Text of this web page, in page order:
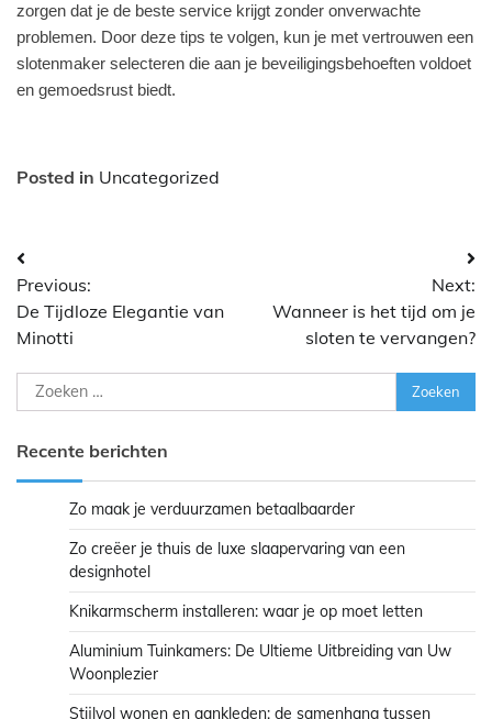
zorgen dat je de beste service krijgt zonder onverwachte
problemen. Door deze tips te volgen, kun je met vertrouwen een
slotenmaker selecteren die aan je beveiligingsbehoeften voldoet
en gemoedsrust biedt.
Posted in Uncategorized
Bericht
navigatie
Previous:
De Tijdloze Elegantie van
Minotti
Next:
Wanneer is het tijd om je
sloten te vervangen?
Zoeken
naar:
Recente berichten
Zo maak je verduurzamen betaalbaarder
Zo creëer je thuis de luxe slaapervaring van een
designhotel
Knikarmscherm installeren: waar je op moet letten
Aluminium Tuinkamers: De Ultieme Uitbreiding van Uw
Woonplezier
Stijlvol wonen en aankleden: de samenhang tussen